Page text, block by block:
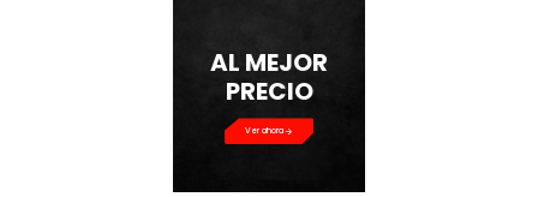
AL MEJOR
PRECIO
Ver ahora